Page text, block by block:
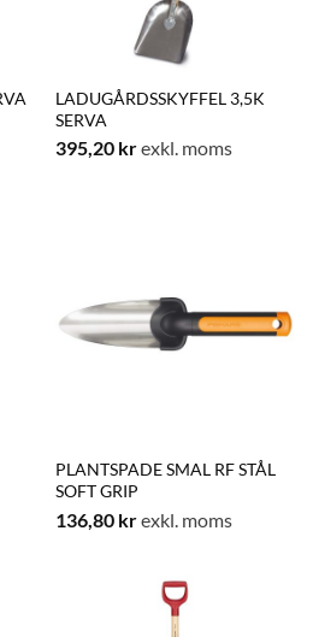
LADUGÅRDSSKYFFEL 3,5K
SERVA
395,20 krexkl. moms
PLANTSPADE SMAL RF STÅL
SOFT GRIP
136,80 krexkl. moms